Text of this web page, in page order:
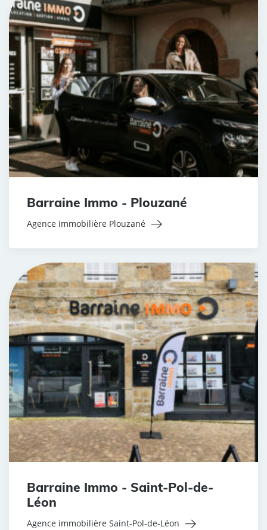
Barraine Immo - Plouzané
Agence immobilière Plouzané
Barraine Immo - Saint-Pol-de-
Léon
Agence immobilière Saint-Pol-de-Léon